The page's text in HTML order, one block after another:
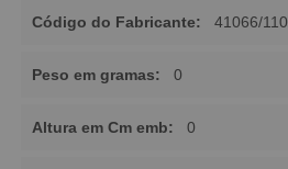
Código do Fabricante: 41066/110
Peso em gramas: 0
Altura em Cm emb: 0